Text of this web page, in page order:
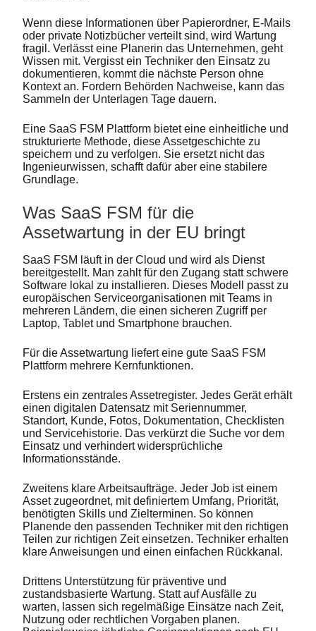
Wenn diese Informationen über Papierordner, E-Mails
oder private Notizbücher verteilt sind, wird Wartung
fragil. Verlässt eine Planerin das Unternehmen, geht
Wissen mit. Vergisst ein Techniker den Einsatz zu
dokumentieren, kommt die nächste Person ohne
Kontext an. Fordern Behörden Nachweise, kann das
Sammeln der Unterlagen Tage dauern.
Eine SaaS FSM Plattform bietet eine einheitliche und
strukturierte Methode, diese Assetgeschichte zu
speichern und zu verfolgen. Sie ersetzt nicht das
Ingenieurwissen, schafft dafür aber eine stabilere
Grundlage.
Was SaaS FSM für die
Assetwartung in der EU bringt
SaaS FSM läuft in der Cloud und wird als Dienst
bereitgestellt. Man zahlt für den Zugang statt schwere
Software lokal zu installieren. Dieses Modell passt zu
europäischen Serviceorganisationen mit Teams in
mehreren Ländern, die einen sicheren Zugriff per
Laptop, Tablet und Smartphone brauchen.
Für die Assetwartung liefert eine gute SaaS FSM
Plattform mehrere Kernfunktionen.
Erstens ein zentrales Assetregister. Jedes Gerät erhält
einen digitalen Datensatz mit Seriennummer,
Standort, Kunde, Fotos, Dokumentation, Checklisten
und Servicehistorie. Das verkürzt die Suche vor dem
Einsatz und verhindert widersprüchliche
Informationsstände.
Zweitens klare Arbeitsaufträge. Jeder Job ist einem
Asset zugeordnet, mit definiertem Umfang, Priorität,
benötigten Skills und Zielterminen. So können
Planende den passenden Techniker mit den richtigen
Teilen zur richtigen Zeit einsetzen. Techniker erhalten
klare Anweisungen und einen einfachen Rückkanal.
Drittens Unterstützung für präventive und
zustandsbasierte Wartung. Statt auf Ausfälle zu
warten, lassen sich regelmäßige Einsätze nach Zeit,
Nutzung oder rechtlichen Vorgaben planen.